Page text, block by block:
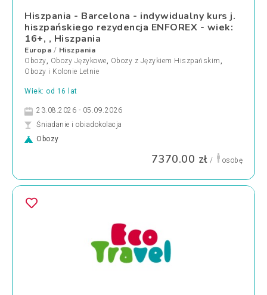
Hiszpania - Barcelona - indywidualny kurs j.
hiszpańskiego rezydencja ENFOREX - wiek:
16+, , Hiszpania
Europa / Hiszpania
Obozy, Obozy Językowe, Obozy z Językiem Hiszpańskim ,
Obozy i Kolonie Letnie
Wiek: od 16 lat
23.08.2026 - 05.09.2026
Śniadanie i obiadokolacja
Obozy
7370.00 zł / osobę